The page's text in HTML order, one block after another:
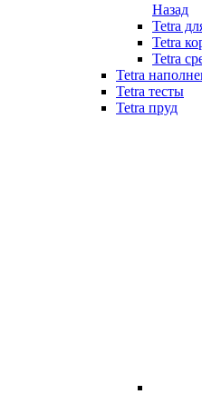
Назад
Tetra
Tetra
Tetra
Tetra
Tetra тесты
Tetra пруд